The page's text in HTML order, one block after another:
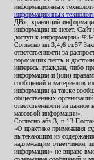
информационных
информационных
ДВ», хранящий
информации не несет.
доступ к информации» ФЗ-
Согласно пп.3,4,6 ст.57
ответственности за
порочащих честь и
интересы граждан, либо
информации и (или)
сообщений и материалов
информации (а также
общественных
ответственности за
массовой информации».
Согласно абз.3, п.13
«О практике применения
вытекающим из
надлежащим ответчиком,
информации» не вправе